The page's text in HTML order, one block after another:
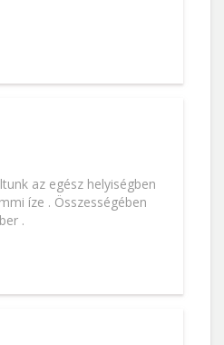
az egész helyiségben
íze . Összességében
.